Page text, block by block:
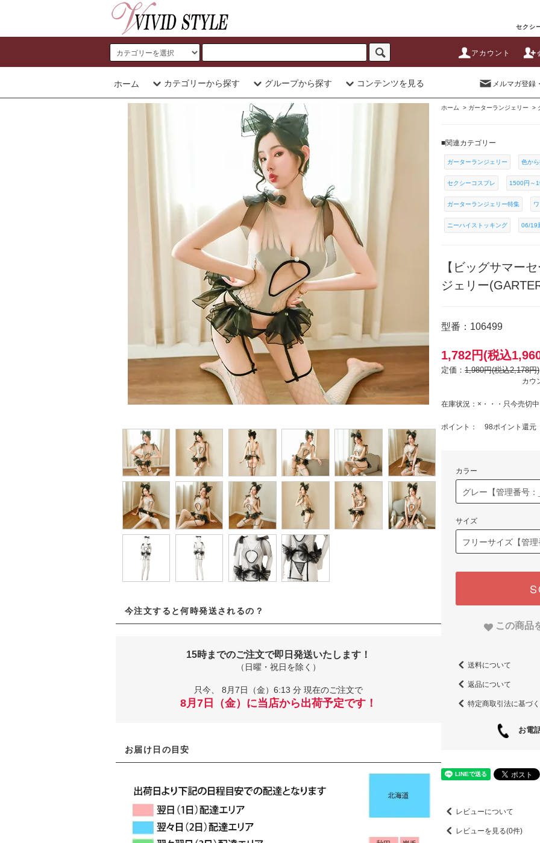
セクシ
アカウント
ホーム カテゴリーから探す グループから探す コンテンツを見る メルマガ登録
今注文すると何時発送されるの？
15時までのご注文で即日発送いたします！
（日曜・祝日を除く）
只今、 8月7日（金）6:13 分 現在のご注文で
8月7日（金）に当店から出荷予定です！
お届け日の目安
ホーム > ガーターランジェリー >
■関連カテゴリー
ガーターランジェリー 色か
セクシーコスプレ 1500円～
ガーターランジェリー特集
ニーハイストッキング 06/19
【ビッグサマー
ジェリー
型番：106499
1,782円(税込
定価： 1,980円(税込2,178円)
カウ
在庫状況：×・・・只今売切中
ポイント： 98ポイント還元
カラー
サイズ
この商品
送料について
返品について
特定商取引法に基づ
お電
レビューについて
レビューを見る(0件)